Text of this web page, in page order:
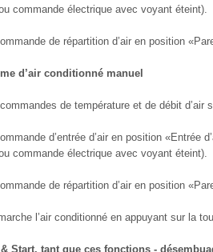
commande électrique avec voyant éteint).
de répartition d’air en position
d’air conditionné manuel
de température et de débit d’air
d’entrée d’air en position «Entrée
commande électrique avec voyant éteint).
de répartition d’air en position
l’air conditionné en appuyant sur la
Start, tant que ces fonctions -